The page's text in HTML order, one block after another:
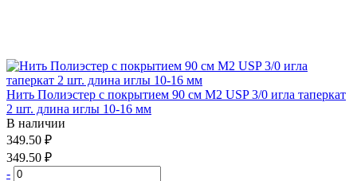
Нить Полиэстер с покрытием 90 см М2 USP 3/0 игла таперкат
2 шт. длина иглы 10-16 мм
В наличии
349.50 ₽
349.50 ₽
-